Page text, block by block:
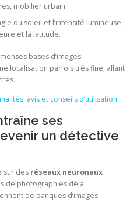
mobilier urbain.
du soleil et l’intensité lumineuse
et la latitude.
bases d’images
localisation parfois très fine, allant
avis et conseils d’utilisation
ses
un détective
sur des réseaux neuronaux
de photographies déjà
de banques d’images